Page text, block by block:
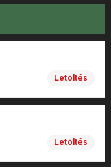
Letöltés
Letöltés